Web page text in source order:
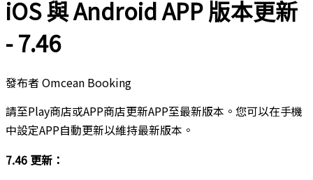
iOS 與 Android APP 版本更新
- 7.46
發布者Omcean Booking
請至Play商店或APP商店更新APP至最新版本。您可以在手機
中設定APP自動更新以維持最新版本。
7.46 更新：